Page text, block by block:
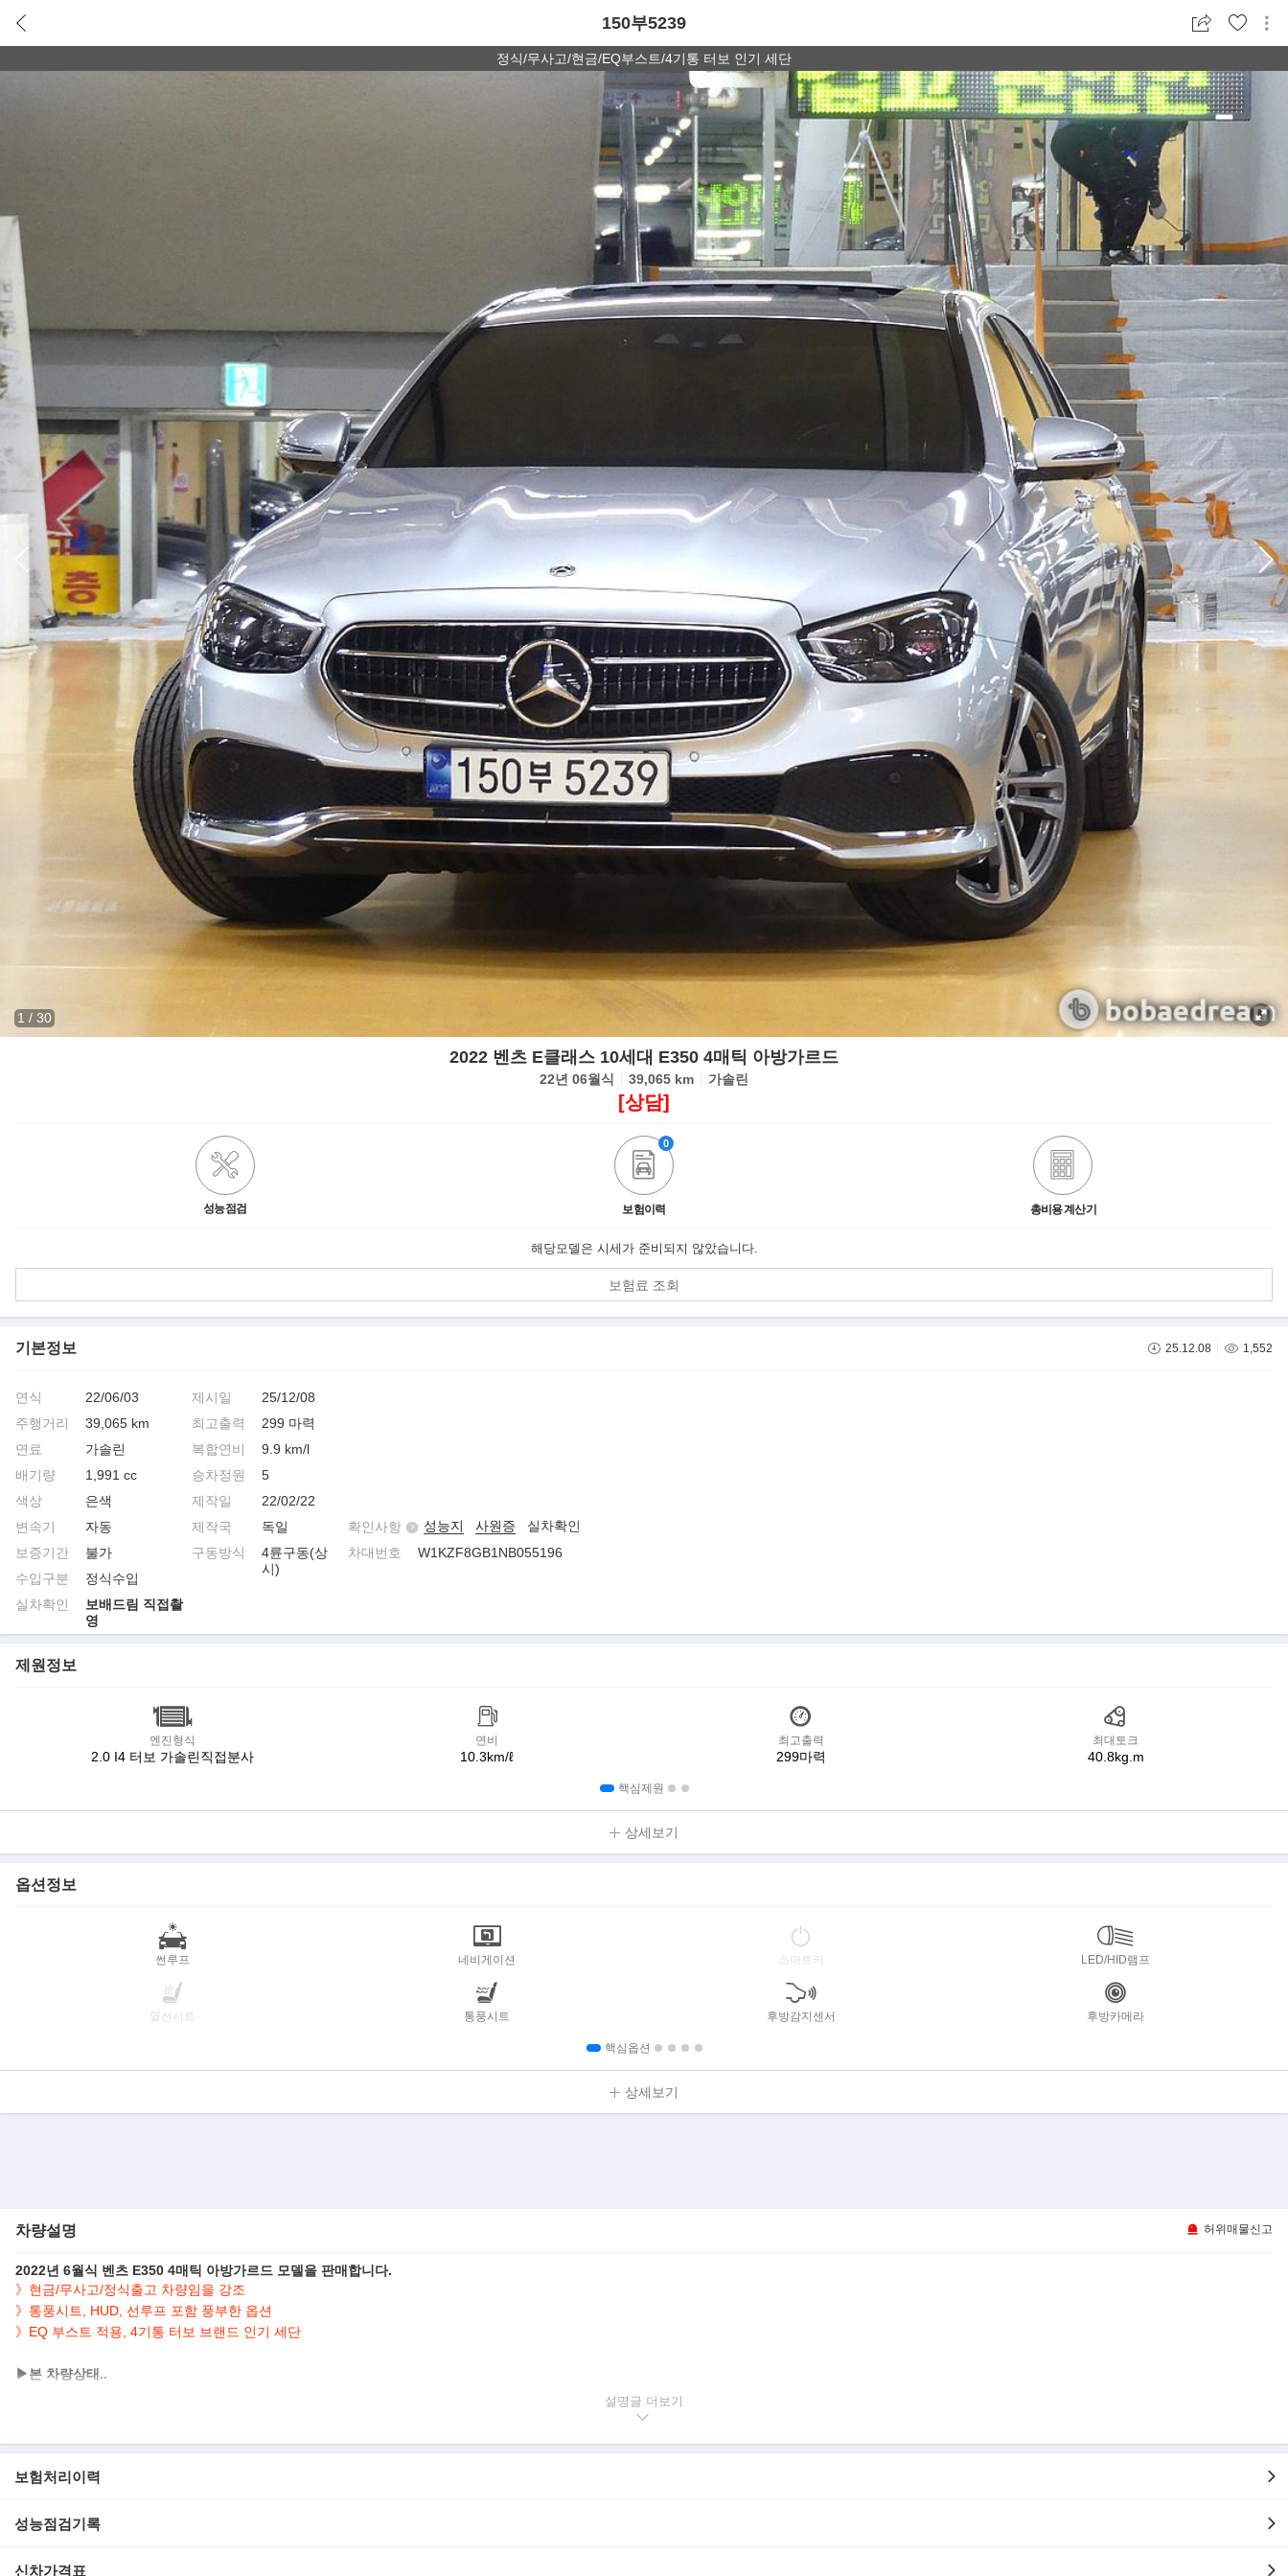
150부5239
정식/무사고/현금/EQ부스트/4기통 터보 인기 세단
1 / 30
2022 벤츠 E클래스 10세대 E350 4매틱 아방가르드
22년 06월식 39,065 km 가솔린
[상담]
성능점검 보험이력
0
총비용 계산기
해당모델은 시세가 준비되지 않았습니다.
보험료 조회
기본정보 25.12.08 1,552
연식
22/06/03
주행거리
39,065 km
연료
가솔린
배기량
1,991 cc
색상
은색
변속기
자동
보증기간
불가
수입구분
정식수입
실차확인
보배드림 직접촬
영
제시일
25/12/08
최고출력
299 마력
복합연비
9.9 km/l
승차정원
5
제작일
22/02/22
제작국
독일
구동방식
4륜구동(상
시)
확인사항 성능지 사원증
실차확인
차대번호
W1KZF8GB1NB055196
제원정보
엔진형식
2.0 I4 터보 가솔린직접분사
연비
10.3km/ℓ
최고출력
299마력
최대토크
40.8kg.m
핵심제원
상세보기
옵션정보
썬루프 네비게이션 스마트키 LED/HID램프
열선시트 통풍시트 후방감지센서 후방카메라
핵심옵션
상세보기
차량설명 허위매물신고
2022년 6월식 벤츠 E350 4매틱 아방가르드 모델을 판매합니다.
》현금/무사고/정식출고 차량임을 강조
》통풍시트, HUD, 선루프 포함 풍부한 옵션
》EQ 부스트 적용, 4기통 터보 브랜드 인기 세단
▶본 차량상태..
- 깔끔하게 관리된 내/외관 보유
- 옵션으로 네비/HUD/어라운드뷰/선루프/전동트렁크/열선,통풍,전동,메모리 시트 등..
설명글
보험처리이력
성능점검기록
신차가격표